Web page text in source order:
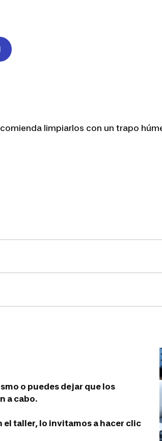
limpiarlos con un trapo
o puedes dejar que los
a cabo.
taller, lo invitamos a hacer clic